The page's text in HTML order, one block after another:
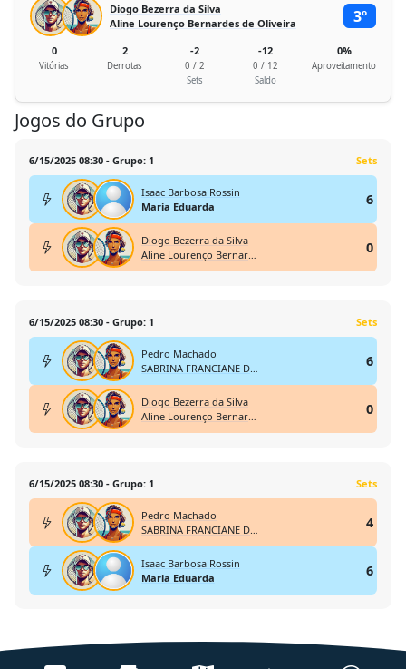
Diogo Bezerra da Silva
Aline Lourenço Bernardes de Oliveira
3º
0
Vitórias
2
Derrotas
-2
0 / 2
Sets
-12
0 / 12
Saldo
0%
Aproveitamento
Jogos do Grupo
6/15/2025 08:30 - Grupo: 1 Sets
Isaac Barbosa Rossin
Maria Eduarda
6
Diogo Bezerra da Silva
0
6/15/2025 08:30 - Grupo: 1 Sets
Pedro Machado
6
Diogo Bezerra da Silva
0
6/15/2025 08:30 - Grupo: 1 Sets
Pedro Machado
4
Isaac Barbosa Rossin
Maria Eduarda
6